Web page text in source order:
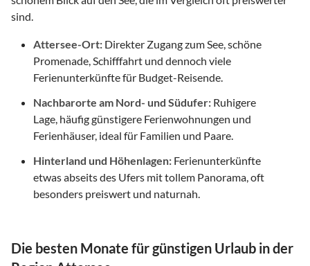
sind.
Attersee-Ort: Direkter Zugang zum See, schöne
Promenade, Schifffahrt und dennoch viele
Ferienunterkünfte für Budget-Reisende.
Nachbarorte am Nord- und Südufer: Ruhigere
Lage, häufig günstigere Ferienwohnungen und
Ferienhäuser, ideal für Familien und Paare.
Hinterland und Höhenlagen: Ferienunterkünfte
etwas abseits des Ufers mit tollem Panorama, oft
besonders preiswert und naturnah.
Die besten Monate für günstigen Urlaub in der